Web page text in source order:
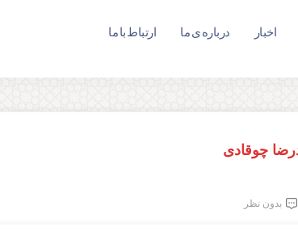
اخبار درباره ی ما ارتباط با ما
چوقادی
بدون نظر